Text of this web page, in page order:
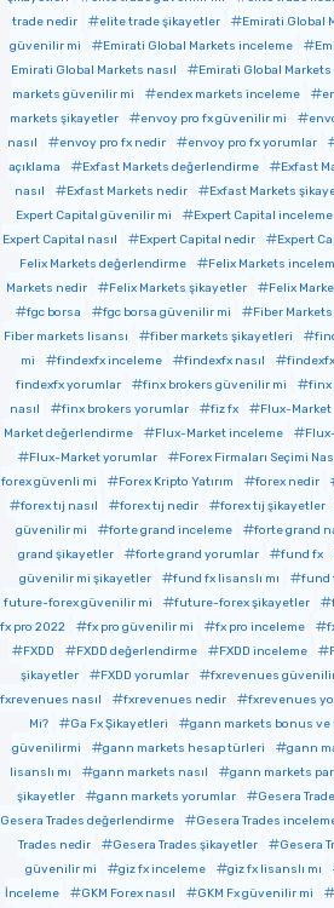
trade nedir
elite trade şikayetler Emirati Global
güvenilir mi
Emirati Global Markets inceleme
Emirati Global Markets nasıl
Emirati Global
markets güvenilir mi
endex markets inceleme
markets şikayetler
envoy pro fx güvenilir mi
nasıl
envoy pro fx nedir envoy pro fx yorumlar
açıklama
Exfast Markets değerlendirme Exfast
nasıl
Exfast Markets nedir Exfast Markets
Expert Capital güvenilir mi
Expert Capital inceleme
Expert Capital nasıl
Expert Capital nedir Expert
Felix Markets değerlendirme
Felix Markets
Markets nedir
Felix Markets şikayetler Felix
fgc borsa
fgc borsa güvenilir mi Fiber Markets
Fiber markets lisansı
fiber markets şikayetleri
mi
findexfx inceleme findexfx nasıl
findexfx yorumlar
finx brokers güvenilir mi finx
nasıl
finx brokers yorumlar fiz fx Flux-Market
Market değerlendirme
Flux-Market inceleme
Flux-Market yorumlar
Forex Firmaları Seçimi
forex güvenli mi
Forex Kripto Yatırım forex nedir
forex tıj nasıl
forex tıj nedir forex tıj şikayetler
güvenilir mi
forte grand inceleme forte grand
grand şikayetler
forte grand yorumlar fund fx
güvenilir mi şikayetler
fund fx lisanslı mı fund
future-forex güvenilir mi
future-forex şikayetler
fx pro 2022
fx pro güvenilir mi fx pro inceleme
FXDD
FXDD değerlendirme FXDD inceleme
şikayetler
FXDD yorumlar fxrevenues
fxrevenues nasıl
fxrevenues nedir fxrevenues
Mi?
Ga Fx Şikayetleri gann markets bonus ve
güvenilirmi
gann markets hesap türleri gann
lisanslı mı
gann markets nasıl gann markets
şikayetler
gann markets yorumlar Gesera
Gesera Trades değerlendirme
Gesera Trades
Trades nedir
Gesera Trades şikayetler Gesera
güvenilir mi
giz fx inceleme giz fx lisanslı mı
İnceleme
GKM Forex nasıl GKM Fx güvenilir mi